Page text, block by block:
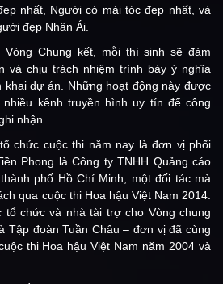
nhất, Người có mái tóc đẹp nhất, và
đẹp Nhân Ái.
Vòng Chung kết, mỗi thí sinh sẽ đảm
và chịu trách nhiệm trình bày ý nghĩa
dự án. Những hoạt động này được
kênh truyền hình uy tín để công
nhận.
chức cuộc thi năm nay là đơn vị phối
Phong là Công ty TNHH Quảng cáo
phố Hồ Chí Minh, một đối tác mà
qua cuộc thi Hoa hậu Việt Nam 2014.
tổ chức và nhà tài trợ cho Vòng chung
Tập đoàn Tuần Châu – đơn vị đã cùng
thi Hoa hậu Việt Nam năm 2004 và